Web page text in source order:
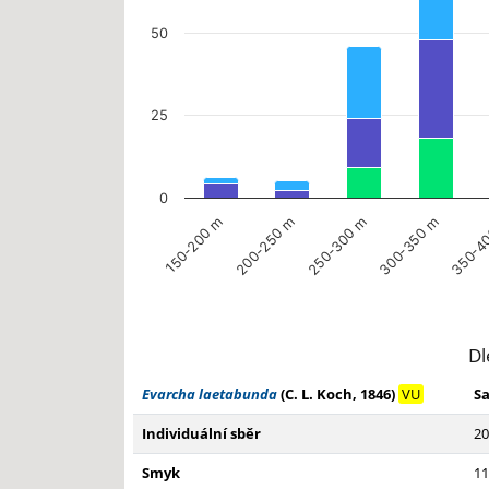
150-200 m 200-250 m 250-300 m 300-350 m
0
25
50
Evarcha laetabunda(C. L. Koch, 1846) VU
Individuální sběr
20
Smyk
11